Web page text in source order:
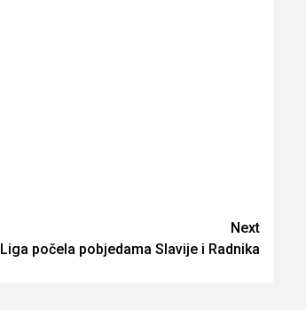
Next
Liga počela pobjedama Slavije i Radnika